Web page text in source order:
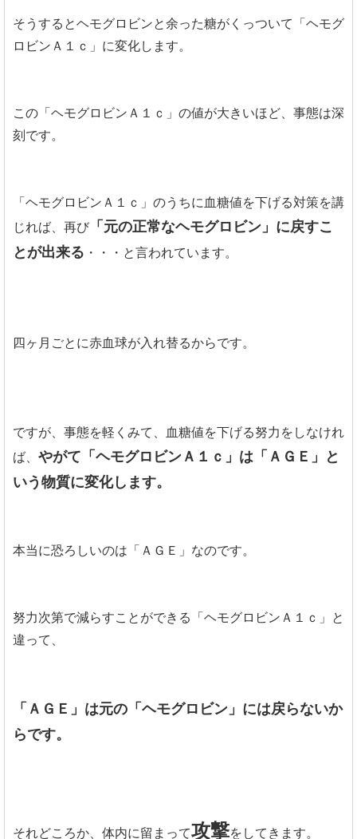
そうするとヘモグロビンと余った糖がくっついて「ヘモグ
ロビンＡ１ｃ」に変化します。
この「ヘモグロビンＡ１ｃ」の値が大きいほど、事態は深
刻です。
「ヘモグロビンＡ１ｃ」のうちに血糖値を下げる対策を講
じれば、再び 「元の正常なヘモグロビン」に戻すこ
とが出来る ・・・と言われています。
四ヶ月ごとに赤血球が入れ替るからです。
ですが、事態を軽くみて、血糖値を下げる努力をしなけれ
ば、 やがて「ヘモグロビンＡ１ｃ」は「ＡＧＥ」と
いう物質に変化します。
本当に恐ろしいのは「ＡＧＥ」なのです。
努力次第で減らすことができる「ヘモグロビンＡ１ｃ」と
違って、
「ＡＧＥ」は元の「ヘモグロビン」には戻らないか
らです。
それどころか、体内に留まって攻撃をしてきます。